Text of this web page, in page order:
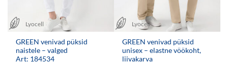
Lyocell
GREEN venivad püksid
naistele – valged
Art: 184534
Lyocell
GREEN venivad püksid
unisex – elastne vöökoht,
liivakarva